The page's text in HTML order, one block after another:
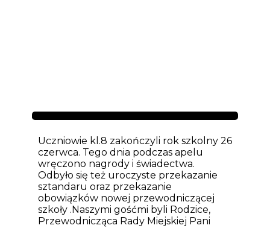
Aktualności
Uczniowie kl.8 zakończyli rok szkolny 26
czerwca. Tego dnia podczas apelu
wręczono nagrody i świadectwa.
Odbyło się też uroczyste przekazanie
sztandaru oraz przekazanie
obowiązków nowej przewodniczącej
szkoły .Naszymi gośćmi byli Rodzice,
Przewodnicząca Rady Miejskiej Pani